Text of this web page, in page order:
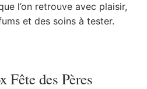
l’on retrouve avec plaisir,
et des soins à tester.
Fête des Pères